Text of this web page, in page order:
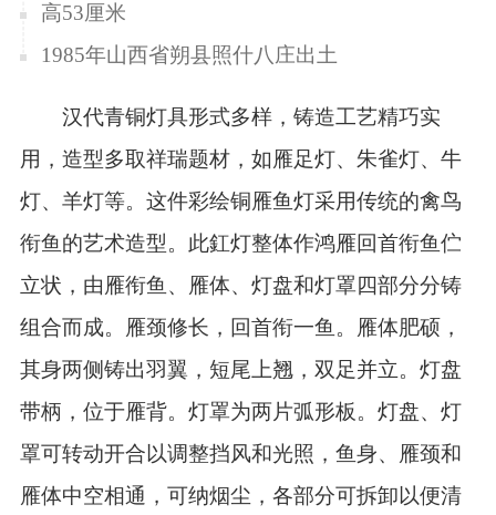
高53厘米
1985年山西省朔县照什八庄出土
汉代青铜灯具形式多样，铸造工艺精巧实
用，造型多取祥瑞题材，如雁足灯、朱雀灯、牛
灯、羊灯等。这件彩绘铜雁鱼灯采用传统的禽鸟
衔鱼的艺术造型。此釭灯整体作鸿雁回首衔鱼伫
立状，由雁衔鱼、雁体、灯盘和灯罩四部分分铸
组合而成。雁颈修长，回首衔一鱼。雁体肥硕，
其身两侧铸出羽翼，短尾上翘，双足并立。灯盘
带柄，位于雁背。灯罩为两片弧形板。灯盘、灯
罩可转动开合以调整挡风和光照，鱼身、雁颈和
雁体中空相通，可纳烟尘，各部分可拆卸以便清